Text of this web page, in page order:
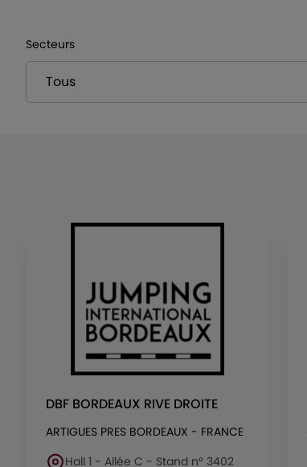
Secteurs
DBF BORDEAUX RIVE DROITE
ARTIGUES PRES BORDEAUX - FRANCE
Hall 1 - Allée C - Stand n° 3402